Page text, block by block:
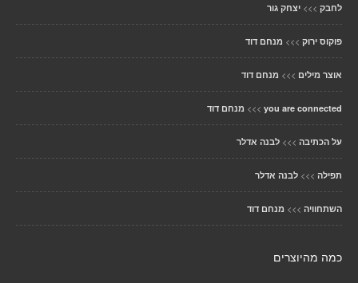
לחבק >>> יצחק גור
פוקוס ירוק >>> מנחם דוד
אוצר מילים >>> מנחם דוד
you are connected
>>> מנחם דוד
על הכתיבה >>> לבנה אדלר
תפילה >>> לבנה אדלר
השתחוויה >>> מנחם דוד
כמה מהיוצרים